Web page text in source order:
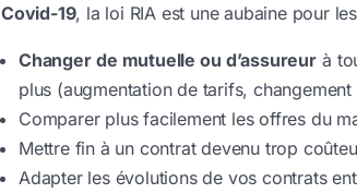
Covid-19, la loi RIA est une aubaine pour
Changer de mutuelle ou d’assureurà
plus (augmentation de tarifs,
Comparer plus facilement les offres du
Mettre fin à un contrat devenu trop
Adapter les évolutions de vos contrats